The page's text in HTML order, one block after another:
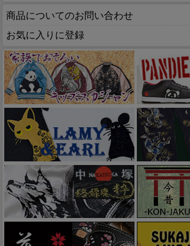
商品についてのお問い合わせ
お気に入りに登録